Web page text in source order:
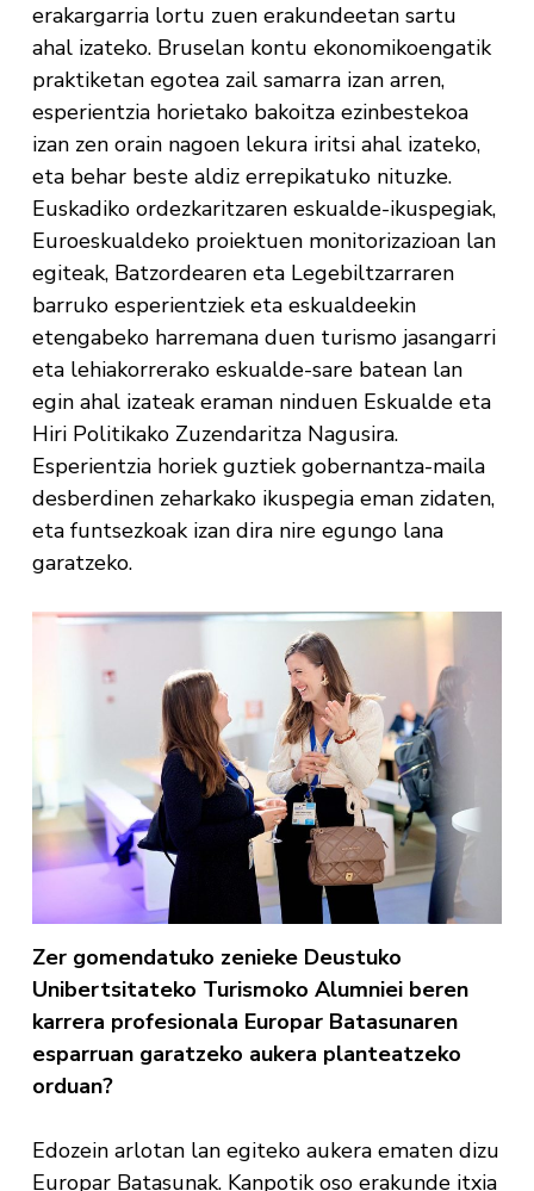
erakargarria lortu zuen erakundeetan sartu
ahal izateko. Bruselan kontu ekonomikoengatik
praktiketan egotea zail samarra izan arren,
esperientzia horietako bakoitza ezinbestekoa
izan zen orain nagoen lekura iritsi ahal izateko,
eta behar beste aldiz errepikatuko nituzke.
Euskadiko ordezkaritzaren eskualde-ikuspegiak,
Euroeskualdeko proiektuen monitorizazioan lan
egiteak, Batzordearen eta Legebiltzarraren
barruko esperientziek eta eskualdeekin
etengabeko harremana duen turismo jasangarri
eta lehiakorrerako eskualde-sare batean lan
egin ahal izateak eraman ninduen Eskualde eta
Hiri Politikako Zuzendaritza Nagusira.
Esperientzia horiek guztiek gobernantza-maila
desberdinen zeharkako ikuspegia eman zidaten,
eta funtsezkoak izan dira nire egungo lana
garatzeko.
Zer gomendatuko zenieke Deustuko
Unibertsitateko Turismoko Alumniei beren
karrera profesionala Europar Batasunaren
esparruan garatzeko aukera planteatzeko
orduan?
Edozein arlotan lan egiteko aukera ematen dizu
Europar Batasunak. Kanpotik oso erakunde itxia